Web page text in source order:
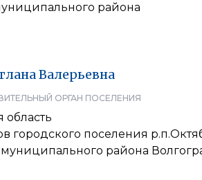
района
Валерьевна
ОРГАН ПОСЕЛЕНИЯ
область
городского поселения
района